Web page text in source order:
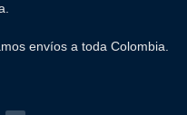
envíos a toda Colombia.